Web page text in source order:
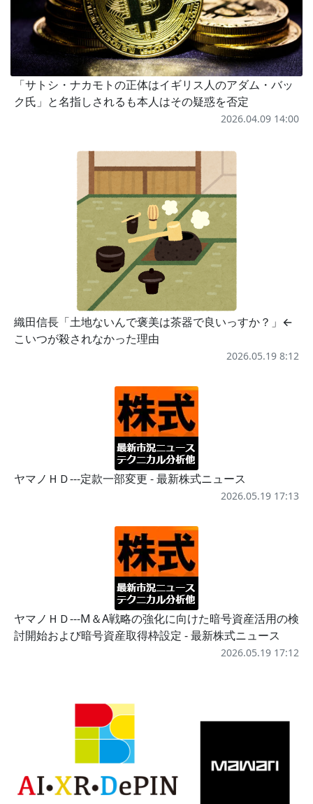
「サトシ・ナカモトの正体はイギリス人のアダム・バッ
ク氏」と名指しされるも本人はその疑惑を否定
2026.04.09 14:00
織田信長「土地ないんで褒美は茶器で良いっすか？」←
こいつが殺されなかった理由
2026.05.19 8:12
ヤマノＨＤ---定款一部変更 - 最新株式ニュース
2026.05.19 17:13
ヤマノＨＤ---M＆A戦略の強化に向けた暗号資産活用の検
討開始および暗号資産取得枠設定 - 最新株式ニュース
2026.05.19 17:12